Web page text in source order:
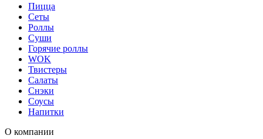
Пицца
Сеты
Роллы
Суши
Горячие роллы
WOK
Твистеры
Салаты
Снэки
Соусы
Напитки
О компании